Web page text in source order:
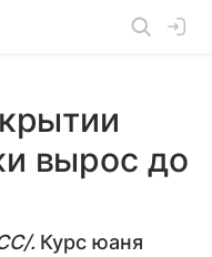
вырос до
. Курс юаня